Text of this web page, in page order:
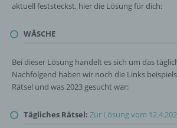
aktuell feststeckst, hier die Lösung für dich:
WÄSCHE
Bei dieser Lösung handelt es sich um das
Nachfolgend haben wir noch die Links
Rätsel und was 2023 gesucht war:
Tägliches Rätsel: Zur Lösung vom